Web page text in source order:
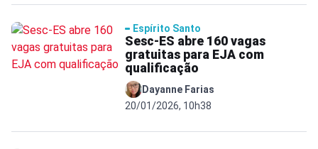
Espírito Santo
Sesc-ES abre 160 vagas
gratuitas para EJA com
qualificação
Dayanne Farias
20/01/2026, 10h38